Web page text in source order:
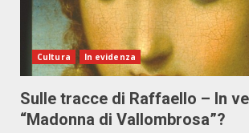
Cultura In evidenza
Sulle tracce di Raffaello – In
“Madonna di Vallombrosa”?